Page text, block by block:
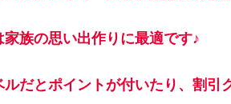
家族の思い出作りに最適です♪
ルだとポイントが付いたり、割引